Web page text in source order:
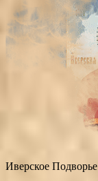
Иверское Подворье